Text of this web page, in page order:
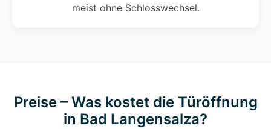
meist ohne Schlosswechsel.
Preise – Was kostet die Türöffnung
in Bad Langensalza?